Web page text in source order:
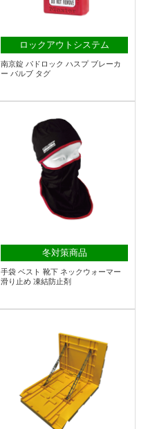
ロックアウトシステム
南京錠 パドロック ハスプ ブレーカ
ー バルブ タグ
冬対策商品
手袋 ベスト 靴下 ネックウォーマー
滑り止め 凍結防止剤